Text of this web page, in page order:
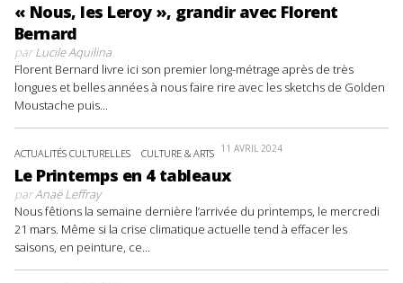
« Nous, les Leroy », grandir avec Florent
Bernard
parLucile Aquilina
Florent Bernard livre ici son premier long-métrage après de très
longues et belles années à nous faire rire avec les sketchs de Golden
Moustache puis...
ACTUALITÉS CULTURELLES CULTURE & ARTS 11 AVRIL 2024
Le Printemps en 4 tableaux
parAnaë Leffray
Nous fêtions la semaine dernière l’arrivée du printemps, le mercredi
21 mars. Même si la crise climatique actuelle tend à effacer les
saisons, en peinture, ce...